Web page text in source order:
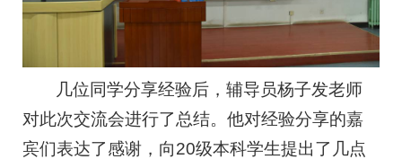
几位同学分享经验后，辅导员杨子发老师
对此次交流会进行了总结。他对经验分享的嘉
宾们表达了感谢，向20级本科学生提出了几点